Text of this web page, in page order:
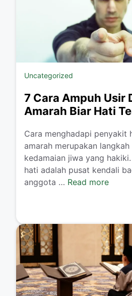
Uncategorized
7 Cara Ampuh Usir
Amarah Biar Hati
Cara menghadapi penyakit
amarah merupakan
kedamaian jiwa yang
hati adalah pusat kendali
anggota … Read more